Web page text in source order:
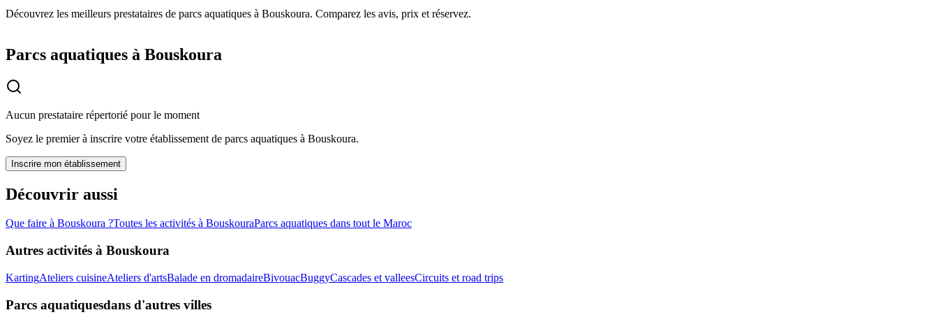
Découvrez les meilleurs prestataires de parcs aquatiques à Bouskoura. Comparez les avis, prix et réservez.
Parcs aquatiques à Bouskoura
Aucun prestataire répertorié pour le moment
Soyez le premier à inscrire votre établissement de parcs aquatiques à Bouskoura.
Inscrire mon établissement
Découvrir aussi
Que faire à Bouskoura ?Toutes les activités à BouskouraParcs aquatiques dans tout le Maroc
Autres activités à Bouskoura
KartingAteliers cuisineAteliers d'artsBalade en dromadaireBivouacBuggyCascades et valleesCircuits et road trips
Parcs aquatiquesdans d'autres villes